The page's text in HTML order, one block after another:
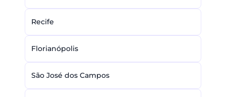
Recife
Florianópolis
São José dos Campos